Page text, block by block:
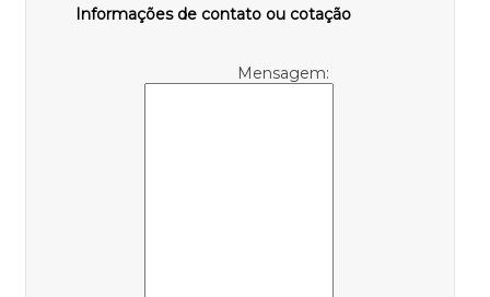
Informações de contato ou cotação
Mensagem: